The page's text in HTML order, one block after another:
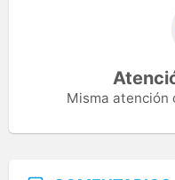
Misma atención